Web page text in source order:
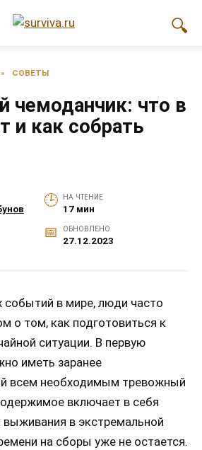
» СОВЕТЫ
чемоданчик: что в
и как собрать
НА ЧТЕНИЕ
17 мин
ОБНОВЛЕНО
27.12.2023
событий в мире, люди часто
о том, как подготовиться к
ситуации. В первую
иметь заранее
всем необходимым тревожный
включает в себя
в экстремальной
на сборы уже не остается.